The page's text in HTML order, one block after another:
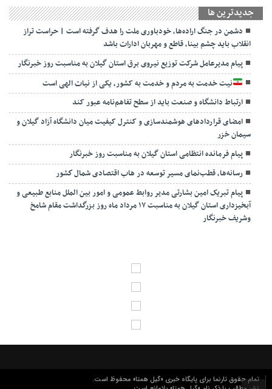
جديدترين ها
دشمن در جنگ اراده‌ها، خودباوری ملت را هدف گرفته است | حراست تراز
انقلاب باید چشم بینا، قاطع و مهربان ادارات باشد
پیام مدیرعامل شرکت توزیع نیروی برق استان گیلان به مناسبت روز خبرنگار ‌
نیت خدمت به مردم و خدمت به کشور، یکی از نیات الهی است
ارتباط دانشگاه و صنعت باید از سطح تفاهم‌نامه عبور کند
امضای قراردادهای هوشمندسازی و کنترل کیفیت میان دانشگاه آزاد گیلان و
سیمان خزر
پیام فرمانده انتظامی استان گیلان به مناسبت روز خبرنگار
رسانه‌ها، قطب‌نمای مسیر توسعه در هاب اقتصادی شمال كشور
پیام تبریک امین بشارتی مدیر روابط عمومی و امور بین الملل منابع طبیعی و
آبخیزداری استان گیلان به مناسبت ۱۷ مرداد ماه روز بزرگداشت مقام شامخ
وشریف خبرنگار
تمام حقوق تارنما برای پایگاه خبری «گیل همتا» محفوظ است.